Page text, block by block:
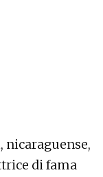
nicaraguense,
di fama